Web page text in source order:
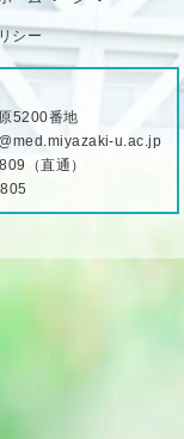
シー
5200番地
u.ac.jp
（直通）